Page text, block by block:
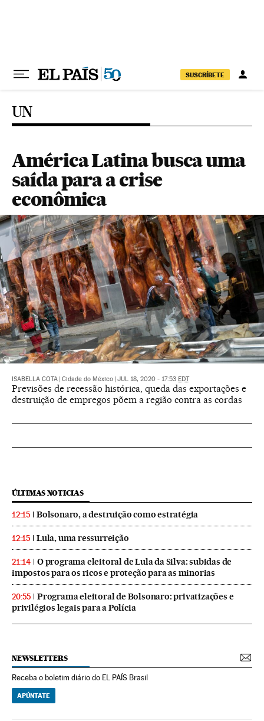
SUSCRÍBETE
UN
América Latina busca uma
saída para a crise
econômica
ISABELLA COTA Cidade do México JUL 18, 2020 - 17:53 EDT
Previsões de recessão histórica, queda das exportações e
destruição de empregos põem a região contra as cordas
ÚLTIMAS NOTICIAS
12:15 Bolsonaro, a destruição como estratégia
12:15 Lula, uma ressurreição
21:14
O programa eleitoral de Lula da Silva: subidas de
impostos para os ricos e proteção para as minorias
20:55
Programa eleitoral de Bolsonaro: privatizações e
privilégios legais para a Polícia
NEWSLETTERS
Receba o boletim diário do EL PAÍS Brasil
APÚNTATE